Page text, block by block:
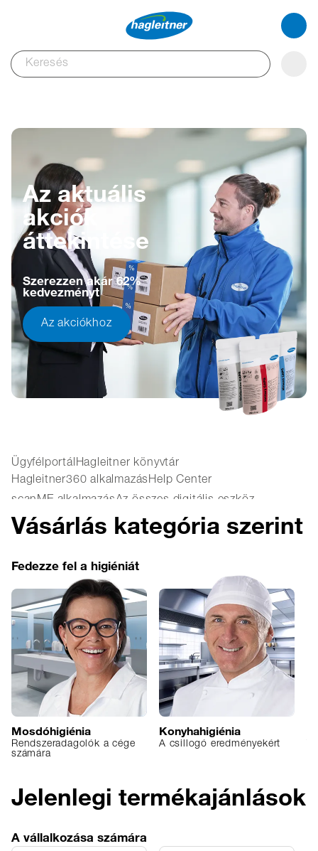
Az aktuális
akciók
áttekintése
Szerezzen akár 62%
kedvezményt
Az akciókhoz
ÜgyfélportálHagleitner könyvtár
Hagleitner360 alkalmazásHelp Center
scanME alkalmazás Az összes digitális eszköz
Vásárlás kategória szerint
Fedezze fel a higiéniát
Mosdóhigiénia
Rendszeradagolók a cége
számára
Konyhahigiénia
A csillogó eredményekért
Jelenlegi termékajánlások
A vállalkozása számára